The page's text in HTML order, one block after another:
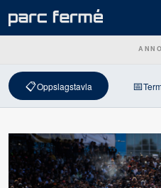
📋Oppslagstavla 📅